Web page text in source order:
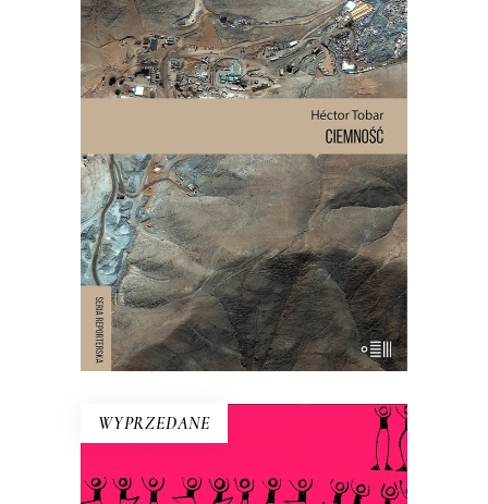
CIEMNOŚĆ
W wyniku katastrofy 625 metrów
pod ziemią, w ciemności, wilgoci, bez
jedzenia i wody pitnej zostało
uwięzionych 33 mężczyzn. Spędzili
pod ziemią 69 dni. To historia o
męstwie, odwadze i o granicach, do
jakich może dojść człowiek.
WYPRZEDANE